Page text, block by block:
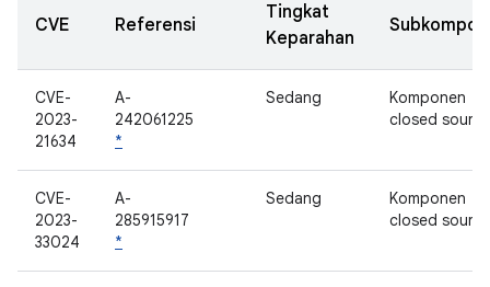
CVE Referensi
Tingkat
Keparahan
CVE-
2023-
21634
A-
242061225
*
Sedang
Komponen
closed source
CVE-
2023-
33024
A-
285915917
*
Sedang
Komponen
closed source